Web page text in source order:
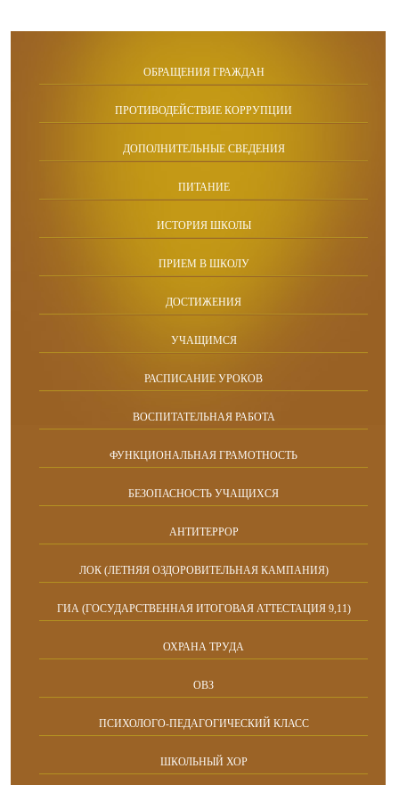
ОБРАЩЕНИЯ ГРАЖДАН
ПРОТИВОДЕЙСТВИЕ КОРРУПЦИИ
ДОПОЛНИТЕЛЬНЫЕ СВЕДЕНИЯ
ПИТАНИЕ
ИСТОРИЯ ШКОЛЫ
ПРИЕМ В ШКОЛУ
ДОСТИЖЕНИЯ
УЧАЩИМСЯ
РАСПИСАНИЕ УРОКОВ
ВОСПИТАТЕЛЬНАЯ РАБОТА
ФУНКЦИОНАЛЬНАЯ ГРАМОТНОСТЬ
БЕЗОПАСНОСТЬ УЧАЩИХСЯ
АНТИТЕРРОР
ЛОК (ЛЕТНЯЯ ОЗДОРОВИТЕЛЬНАЯ КАМПАНИЯ)
ГИА (ГОСУДАРСТВЕННАЯ ИТОГОВАЯ АТТЕСТАЦИЯ 9,11)
ОХРАНА ТРУДА
ОВЗ
ПСИХОЛОГО-ПЕДАГОГИЧЕСКИЙ КЛАСС
ШКОЛЬНЫЙ ХОР